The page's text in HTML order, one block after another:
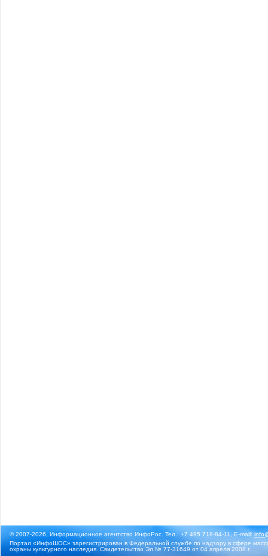
© 2007-2026, Информационное агентство ИнфоРос. Тел.: +7 495 718-84-11, E-mail:
Портал «ИнфоШОС» зарегистрирован в Федеральной службе по надзору в сфере
охраны культурного наследия. Свидетельство Эл № 77-31649 от 04 апреля 2008 г.